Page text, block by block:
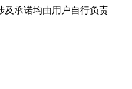
及承诺均由用户自行负责